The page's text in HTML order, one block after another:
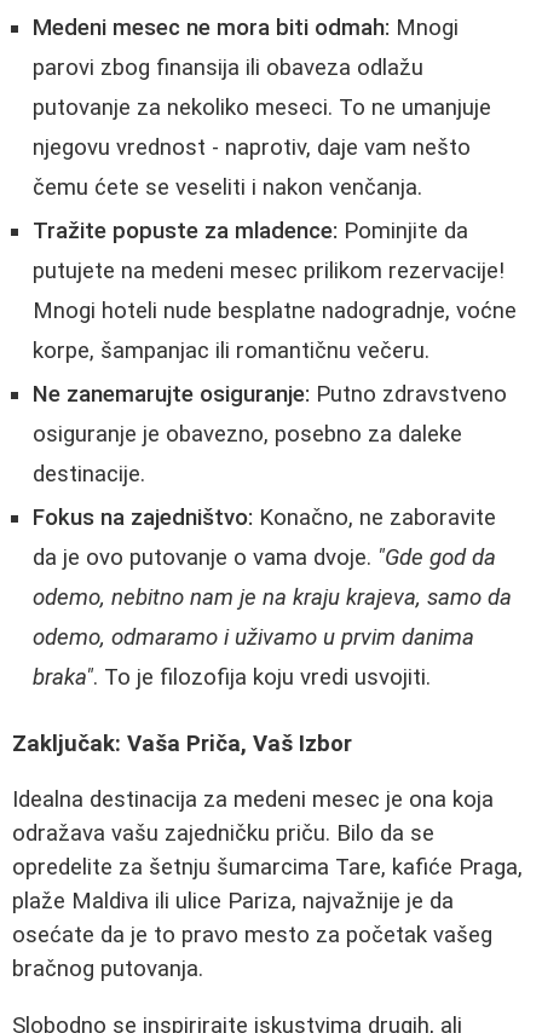
Medeni mesec ne mora biti odmah: Mnogi
parovi zbog finansija ili obaveza odlažu
putovanje za nekoliko meseci. To ne umanjuje
njegovu vrednost - naprotiv, daje vam nešto
čemu ćete se veseliti i nakon venčanja.
Tražite popuste za mladence: Pominjite da
putujete na medeni mesec prilikom rezervacije!
Mnogi hoteli nude besplatne nadogradnje, voćne
korpe, šampanjac ili romantičnu večeru.
Ne zanemarujte osiguranje: Putno zdravstveno
osiguranje je obavezno, posebno za daleke
destinacije.
Fokus na zajedništvo: Konačno, ne zaboravite
da je ovo putovanje o vama dvoje. "Gde god da
odemo, nebitno nam je na kraju krajeva, samo da
odemo, odmaramo i uživamo u prvim danima
braka". To je filozofija koju vredi usvojiti.
Zaključak: Vaša Priča, Vaš Izbor
Idealna destinacija za medeni mesec je ona koja
odražava vašu zajedničku priču. Bilo da se
opredelite za šetnju šumarcima Tare, kafiće Praga,
plaže Maldiva ili ulice Pariza, najvažnije je da
osećate da je to pravo mesto za početak vašeg
bračnog putovanja.
Slobodno se inspirirajte iskustvima drugih, ali